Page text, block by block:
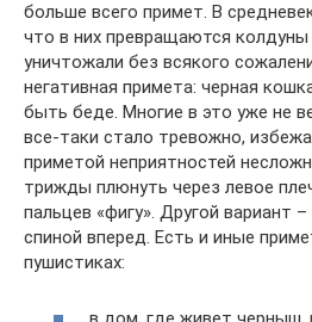
больше всего примет. В
что в них превращаются
уничтожали без всякого
негативная примета: черная
быть беде. Многие в это уже не
все-таки стало тревожно,
приметой неприятностей
трижды плюнуть через левое
пальцев «фигу». Другой вариант
спиной вперед. Есть и иные
пушистиках: